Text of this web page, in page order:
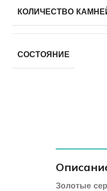
КОЛИЧЕСТВО
СОСТОЯНИЕ
Золотые